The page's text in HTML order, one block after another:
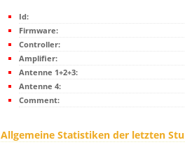
Id:
Firmware:
Controller:
Amplifier:
Antenne 1+2+3:
Antenne 4:
Comment:
Allgemeine Statistiken der letzten